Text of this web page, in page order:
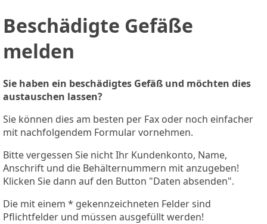
Beschädigte Gefäße
melden
Sie haben ein beschädigtes Gefäß und möchten dies
austauschen lassen?
Sie können dies am besten per Fax oder noch einfacher
mit nachfolgendem Formular vornehmen.
Bitte vergessen Sie nicht Ihr Kundenkonto, Name,
Anschrift und die Behälternummern mit anzugeben!
Klicken Sie dann auf den Button "Daten absenden".
Die mit einem * gekennzeichneten Felder sind
Pflichtfelder und müssen ausgefüllt werden!